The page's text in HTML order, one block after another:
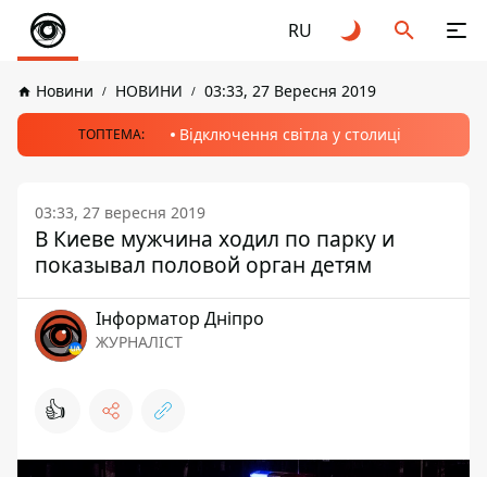
RU
Новини НОВИНИ 03:33, 27 Вересня 2019
ТОПТЕМА: Відключення світла у столиці
03:33, 27 вересня 2019
В Киеве мужчина ходил по парку и
показывал половой орган детям
Інформатор Дніпро
ЖУРНАЛІСТ
👍